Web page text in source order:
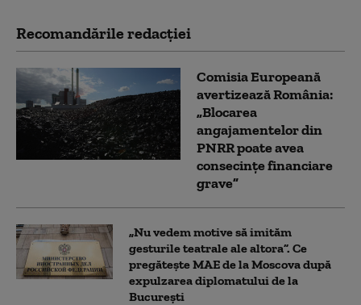
Recomandările redacţiei
Comisia Europeană
avertizează România:
„Blocarea
angajamentelor din
PNRR poate avea
consecințe financiare
grave”
„Nu vedem motive să imităm
gesturile teatrale ale altora”. Ce
pregătește MAE de la Moscova după
expulzarea diplomatului de la
București